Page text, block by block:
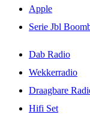
Apple
Serie Jbl
Dab Radio
Wekkerradio
Draagbare
Hifi Set